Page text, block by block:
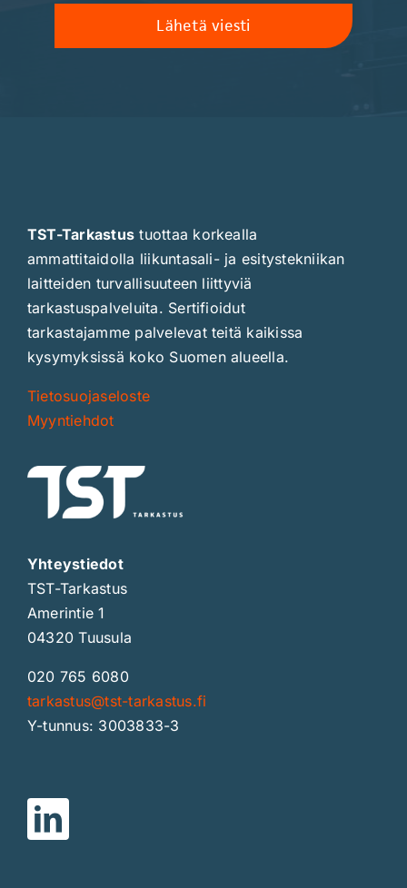
Lähetä viesti
TST-Tarkastus tuottaa korkealla
ammattitaidolla liikuntasali- ja esitystekniikan
laitteiden turvallisuuteen liittyviä
tarkastuspalveluita. Sertifioidut
tarkastajamme palvelevat teitä kaikissa
kysymyksissä koko Suomen alueella.
Tietosuojaseloste
Myyntiehdot
Yhteystiedot
TST-Tarkastus
Amerintie 1
04320 Tuusula
020 765 6080
tarkastus@tst-tarkastus.fi
Y-tunnus: 3003833-3